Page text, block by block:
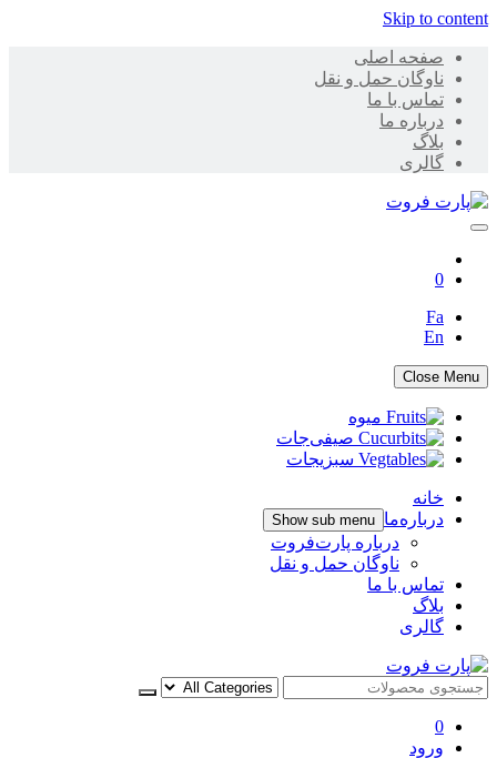
Skip to content
صفحه اصلی
ناوگان حمل و نقل
تماس با ما
درباره ما
بلاگ
گالری
0
Fa
En
Close Menu
میوه
صیفی‌جات
سبزیجات
خانه
درباره‌ما Show sub menu
درباره پارت‌فروت
ناوگان حمل و نقل
تماس با ما
بلاگ
گالری
پارت فروت
0
ورود